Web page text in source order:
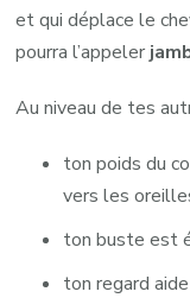
et qui déplace le
pourra l’appeler
Au niveau de tes
ton poids du
vers les
ton buste est
ton regard